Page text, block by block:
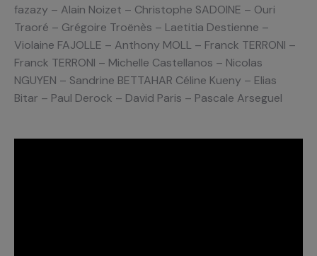
fazazy – Alain Noizet – Christophe SADOINE – Ouri
Traoré – Grégoire Troënès – Laetitia Destienne –
Violaine FAJOLLE – Anthony MOLL – Franck TERRONI –
Franck TERRONI – Michelle Castellanos – Nicolas
NGUYEN – Sandrine BETTAHAR Céline Kueny – Elias
Bitar – Paul Derock – David Paris – Pascale Arseguel